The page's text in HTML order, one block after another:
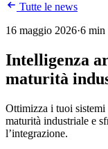
Tutte le news
16 maggio 2026·6 min
Intelligenza
maturità
Ottimizza i tuoi
maturità industriale e
l’integrazione.